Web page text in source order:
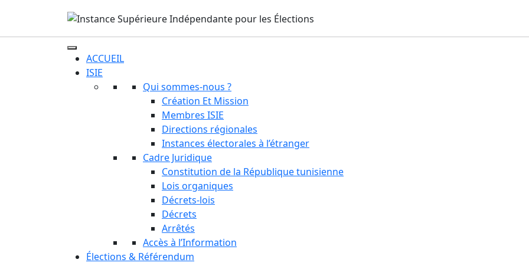
ACCUEIL
ISIE
Qui sommes-nous ?
Création Et Mission
Membres ISIE
Directions régionales
Instances électorales à l’étranger
Cadre Juridique
Constitution de la République tunisienne
Lois organiques
Décrets-lois
Décrets
Arrêtés
Accès à l’Information
Élections & Référendum